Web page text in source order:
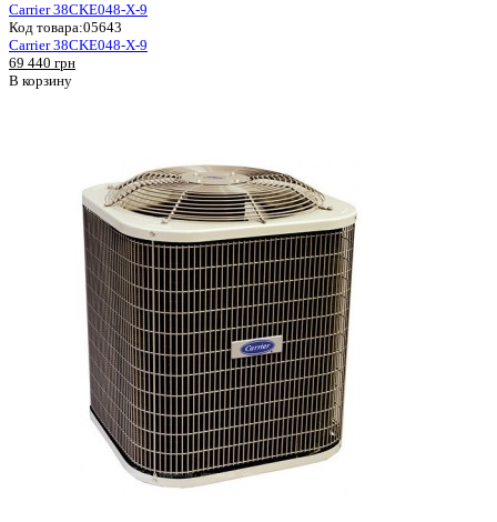
Carrier 38CKE048-X-9
Код товара:05643
Carrier 38CKE048-X-9
69 440 грн
В корзину